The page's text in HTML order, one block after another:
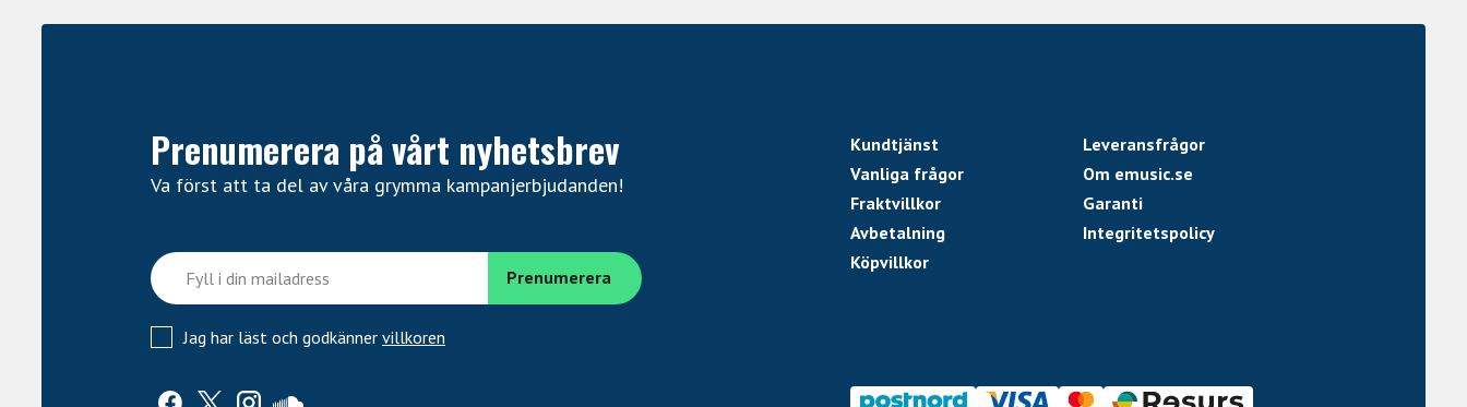
Prenumerera på vårt nyhetsbrev
Va först att ta del av våra grymma kampanjerbjudanden!
Jag har läst och godkänner villkoren
Kundtjänst
Leveransfrågor
Vanliga frågor
Om emusic.se
Fraktvillkor
Garanti
Avbetalning
Integritetspolicy
Köpvillkor